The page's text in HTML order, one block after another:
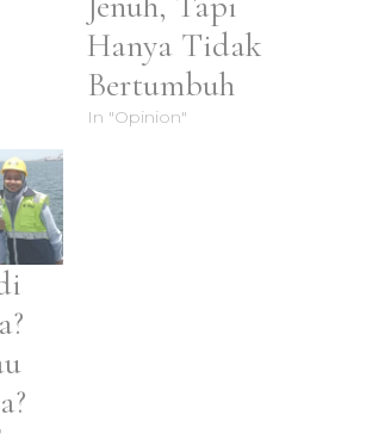
Hanya Tidak
Bertumbuh
In "Opinion"